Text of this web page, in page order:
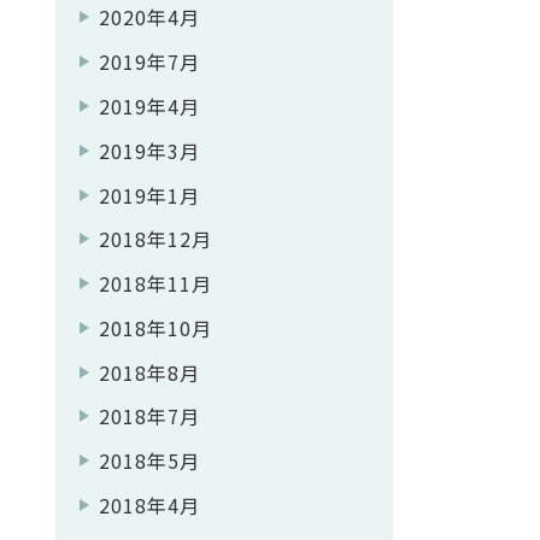
2020年4月
2019年7月
2019年4月
2019年3月
2019年1月
2018年12月
2018年11月
2018年10月
2018年8月
2018年7月
2018年5月
2018年4月